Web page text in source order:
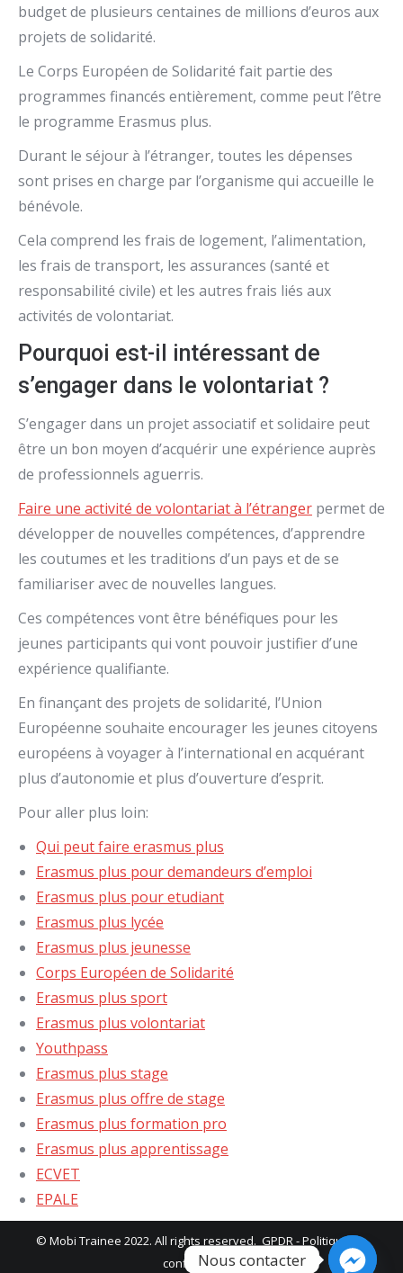
budget de plusieurs centaines de millions d’euros aux
projets de solidarité.
Le Corps Européen de Solidarité fait partie des
programmes financés entièrement, comme peut l’être
le programme Erasmus plus.
Durant le séjour à l’étranger, toutes les dépenses
sont prises en charge par l’organisme qui accueille le
bénévole.
Cela comprend les frais de logement, l’alimentation,
les frais de transport, les assurances (santé et
responsabilité civile) et les autres frais liés aux
activités de volontariat.
Pourquoi est-il intéressant de
s’engager dans le volontariat ?
S’engager dans un projet associatif et solidaire peut
être un bon moyen d’acquérir une expérience auprès
de professionnels aguerris.
Faire une activité de volontariat à l’étranger permet de
développer de nouvelles compétences, d’apprendre
les coutumes et les traditions d’un pays et de se
familiariser avec de nouvelles langues.
Ces compétences vont être bénéfiques pour les
jeunes participants qui vont pouvoir justifier d’une
expérience qualifiante.
En finançant des projets de solidarité, l’Union
Européenne souhaite encourager les jeunes citoyens
européens à voyager à l’international en acquérant
plus d’autonomie et plus d’ouverture d’esprit.
Pour aller plus loin:
Qui peut faire erasmus plus
Erasmus plus pour demandeurs d’emploi
Erasmus plus pour etudiant
Erasmus plus lycée
Erasmus plus jeunesse
Corps Européen de Solidarité
Erasmus plus sport
Erasmus plus volontariat
Youthpass
Erasmus plus stage
Erasmus plus offre de stage
Erasmus plus formation pro
Erasmus plus apprentissage
ECVET
EPALE
© Mobi Trainee 2022. All rights reserved. GPDR-Politique de
confidentialité
Nous contacter